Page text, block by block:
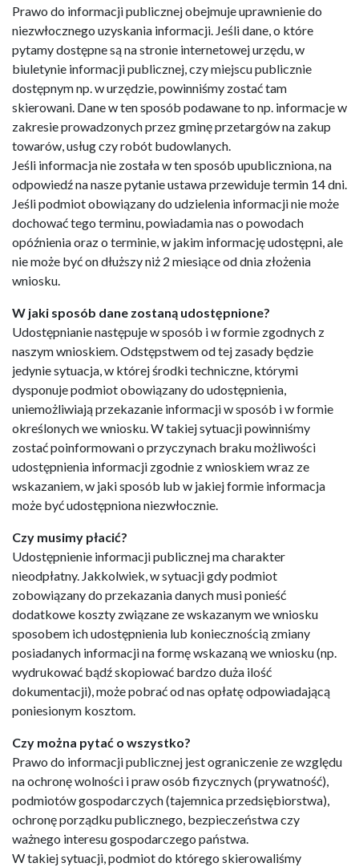
Prawo do informacji publicznej obejmuje uprawnienie do
niezwłocznego uzyskania informacji. Jeśli dane, o które
pytamy dostępne są na stronie internetowej urzędu, w
biuletynie informacji publicznej, czy miejscu publicznie
dostępnym np. w urzędzie, powinniśmy zostać tam
skierowani. Dane w ten sposób podawane to np. informacje w
zakresie prowadzonych przez gminę przetargów na zakup
towarów, usług czy robót budowlanych.
Jeśli informacja nie została w ten sposób upubliczniona, na
odpowiedź na nasze pytanie ustawa przewiduje termin 14 dni.
Jeśli podmiot obowiązany do udzielenia informacji nie może
dochować tego terminu, powiadamia nas o powodach
opóźnienia oraz o terminie, w jakim informację udostępni, ale
nie może być on dłuższy niż 2 miesiące od dnia złożenia
wniosku.
W jaki sposób dane zostaną udostępnione?
Udostępnianie następuje w sposób i w formie zgodnych z
naszym wnioskiem. Odstępstwem od tej zasady będzie
jedynie sytuacja, w której środki techniczne, którymi
dysponuje podmiot obowiązany do udostępnienia,
uniemożliwiają przekazanie informacji w sposób i w formie
określonych we wniosku. W takiej sytuacji powinniśmy
zostać poinformowani o przyczynach braku możliwości
udostępnienia informacji zgodnie z wnioskiem wraz ze
wskazaniem, w jaki sposób lub w jakiej formie informacja
może być udostępniona niezwłocznie.
Czy musimy płacić?
Udostępnienie informacji publicznej ma charakter
nieodpłatny. Jakkolwiek, w sytuacji gdy podmiot
zobowiązany do przekazania danych musi ponieść
dodatkowe koszty związane ze wskazanym we wniosku
sposobem ich udostępnienia lub koniecznością zmiany
posiadanych informacji na formę wskazaną we wniosku (np.
wydrukować bądź skopiować bardzo duża ilość
dokumentacji), może pobrać od nas opłatę odpowiadającą
poniesionym kosztom.
Czy można pytać o wszystko?
Prawo do informacji publicznej jest ograniczenie ze względu
na ochronę wolności i praw osób fizycznych (prywatność),
podmiotów gospodarczych (tajemnica przedsiębiorstwa),
ochronę porządku publicznego, bezpieczeństwa czy
ważnego interesu gospodarczego państwa.
W takiej sytuacji, podmiot do którego skierowaliśmy